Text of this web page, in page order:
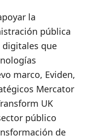
la
pública
digitales que
marco, Eviden,
Mercator
UK
público
de